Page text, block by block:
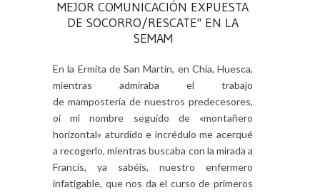
MEJOR COMUNICACIÓN EXPUESTA
DE SOCORRO/RESCATE" EN LA
SEMAM
En la Ermita de San Martín, en Chía, Huesca,
mientras admiraba el trabajo
de mampostería de nuestros predecesores,
oí mi nombre seguido de «montañero
horizontal» aturdido e incrédulo me acerqué
a recogerlo, mientras buscaba con la mirada a
Francis, ya sabéis, nuestro enfermero
infatigable, que nos da el curso de primeros